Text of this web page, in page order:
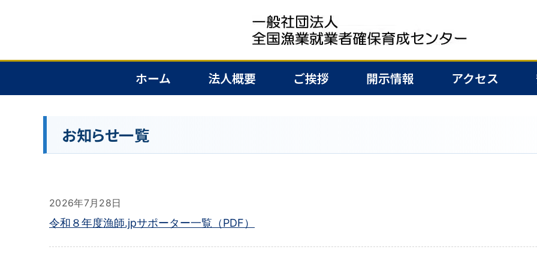
ホーム 法人概要 ご挨拶 開示情報 アクセス
お知らせ一覧
2026年7月28日
令和８年度漁師.jpサポーター一覧（PDF）